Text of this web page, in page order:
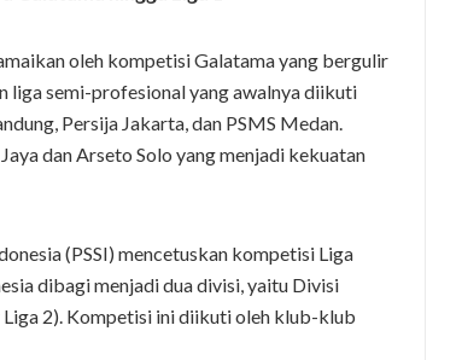
oleh kompetisi Galatama yang bergulir
liga semi-profesional yang awalnya diikuti
Persija Jakarta, dan PSMS Medan.
dan Arseto Solo yang menjadi kekuatan
(PSSI) mencetuskan kompetisi Liga
dibagi menjadi dua divisi, yaitu Divisi
Liga 2). Kompetisi ini diikuti oleh klub-klub